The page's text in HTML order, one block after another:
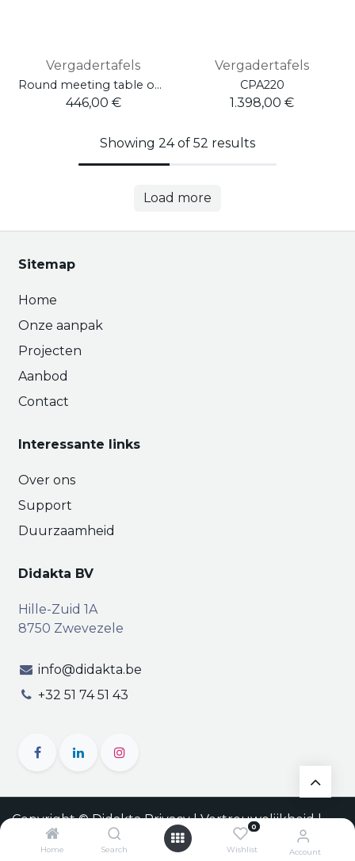
Home Search
0
Wishlist Account
Vergadertafels
Round meeting table on metal column W. 120 H. 74 D. 120
446,00 €
Vergadertafels
CPA220
1.398,00 €
Showing 24 of 52 results
Load more
Sitemap
Home
Onze aanpak
Projecten
Aanbod
Contact
Interessante links
Over ons
Support
Duurzaamheid
Didakta BV
Hille-Zuid 1A
8750 Zwevezele
info@didakta.be
+32 51 74 51 43
Copyright © DidaktaPrivacy|Vertrouwelijkheid|
Algemene voorwaarden | BTW BE 0471.695.162